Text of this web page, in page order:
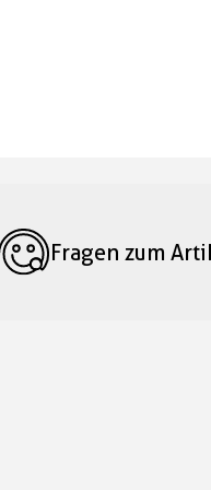
Fragen zum